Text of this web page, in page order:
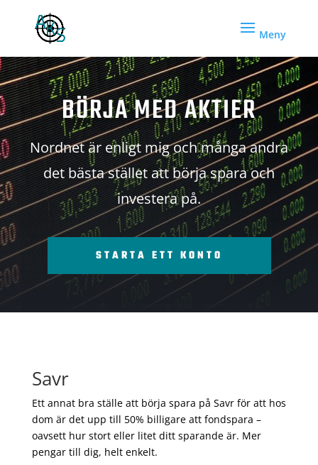
BÖRJA MED AKTIER
Nordnet är enligt mig och många andra
det bästa stället att börja spara och
investera på.
STARTA ETT KONTO
Savr
Ett annat bra ställe att börja spara på Savr för att hos
dom är det upp till 50% billigare att fondspara –
oavsett hur stort eller litet ditt sparande är. Mer
pengar till dig, helt enkelt.